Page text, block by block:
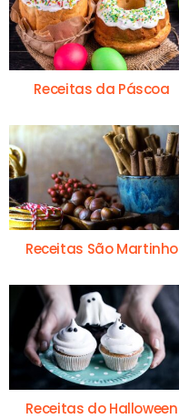
Receitas da Páscoa
Receitas São Martinho
Receitas do Halloween